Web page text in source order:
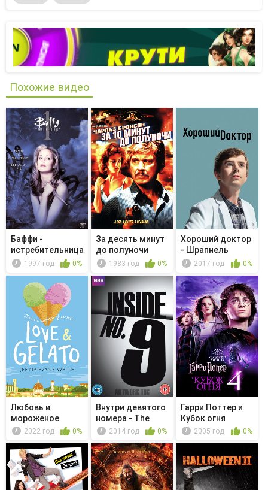
Похожие видео
Баффи -
истребительница
вампиров - Со...
1997 год 0%
За десять минут
до полуночи
1983 год 0%
Хороший доктор
- Шрапнель
2017 год 0%
Любовь и
мороженое
2022 год 0%
Внутри девятого
номера - The
Curse of...
2014 год 0%
Гарри Поттер и
Кубок огня
2005 год 0%